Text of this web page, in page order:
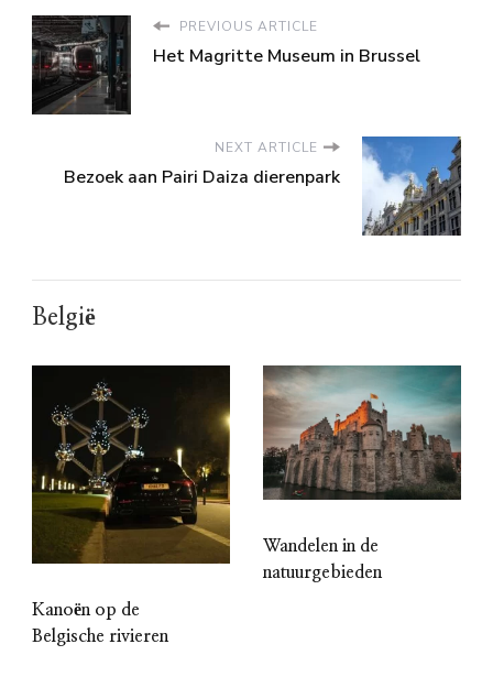
PREVIOUS ARTICLE
Het Magritte Museum in Brussel
NEXT ARTICLE
Bezoek aan Pairi Daiza dierenpark
België
Kanoën op de
Belgische rivieren
Wandelen in de
natuurgebieden